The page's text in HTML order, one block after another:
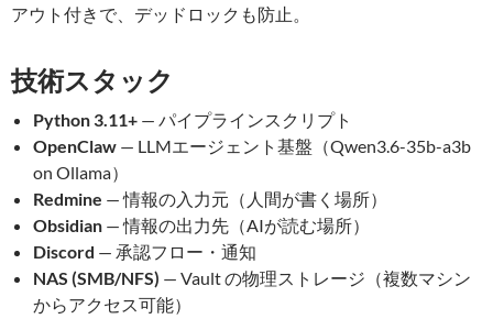
アウト付きで、デッドロックも防止。
技術スタック
Python 3.11+ — パイプラインスクリプト
OpenClaw — LLMエージェント基盤（Qwen3.6-35b-a3b
on Ollama）
Redmine — 情報の入力元（人間が書く場所）
Obsidian — 情報の出力先（AIが読む場所）
Discord — 承認フロー・通知
NAS (SMB/NFS) — Vault の物理ストレージ（複数マシン
からアクセス可能）